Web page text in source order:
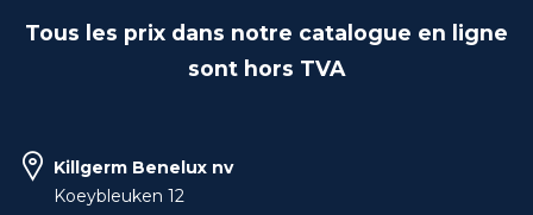
Tous les prix dans notre catalogue en ligne
sont hors TVA
Killgerm Benelux nv
Koeybleuken 12